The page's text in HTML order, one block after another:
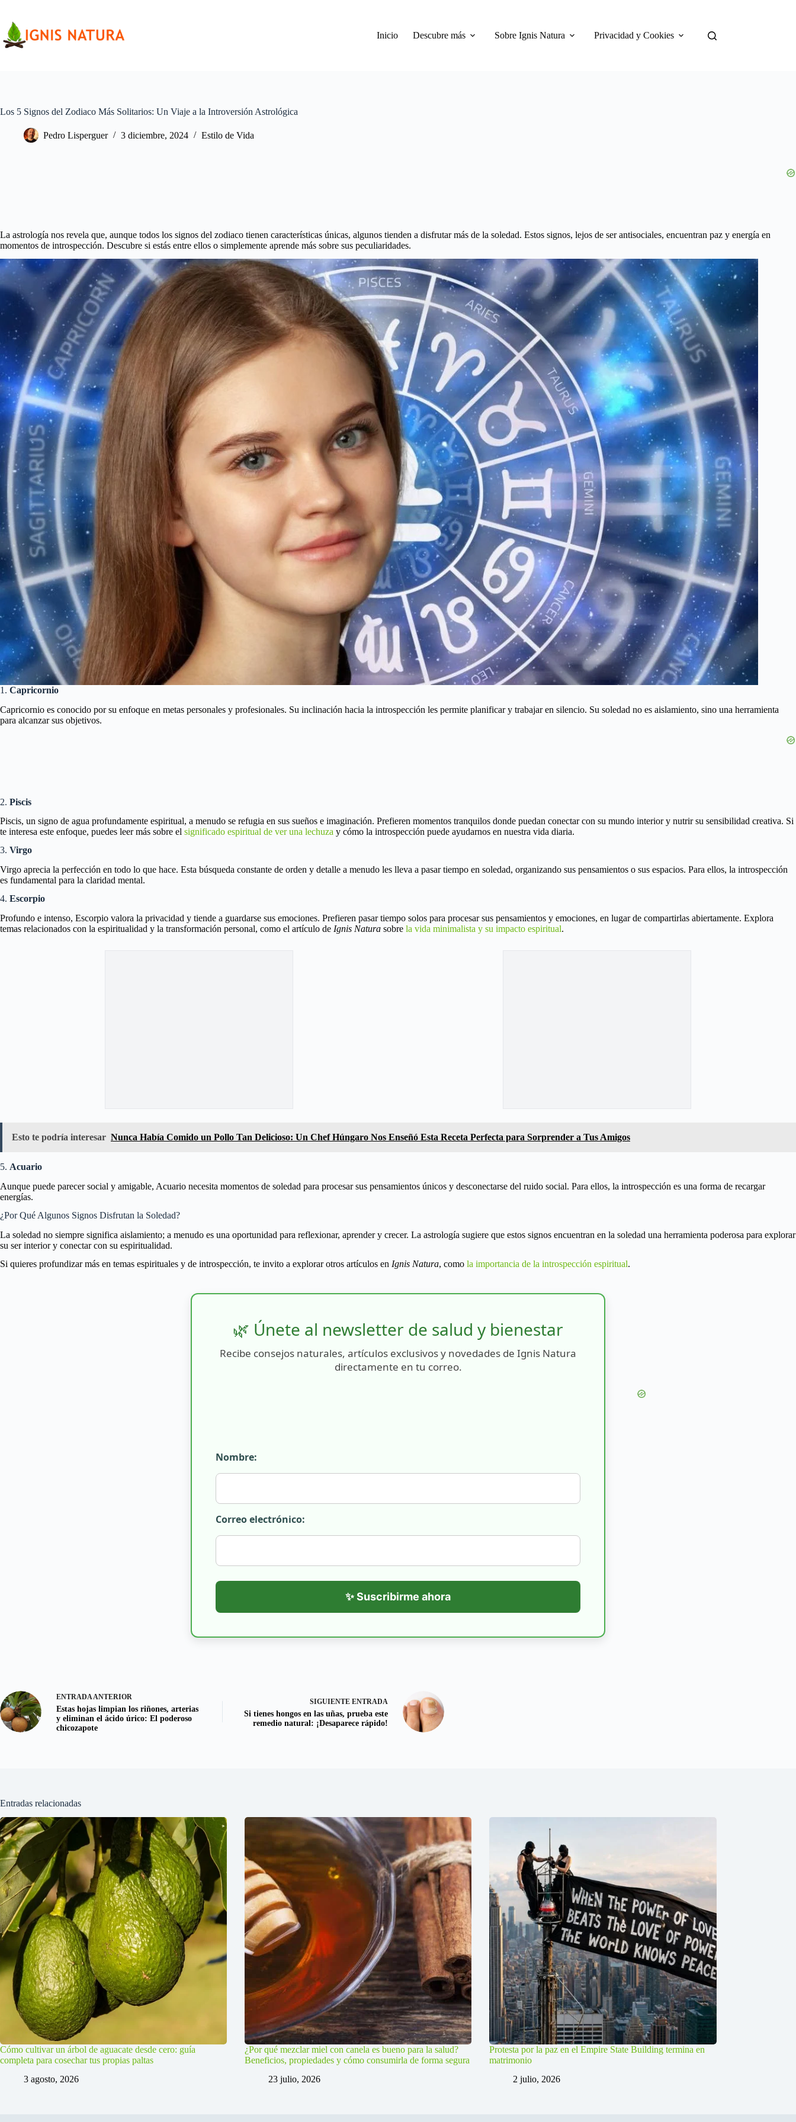
contenido
Inicio
Descubre más Sobre Ignis Natura Privacidad y Cookies
Los 5 Signos del Zodiaco Más Solitarios: Un Viaje a la Introversión Astrológica
Pedro Lisperguer 3 diciembre, 2024 Estilo de Vida
La astrología nos revela que, aunque todos los signos del zodiaco tienen características únicas, algunos tienden a disfrutar más de la soledad. Estos signos, lejos de ser antisociales, encuentran paz y energía en
momentos de introspección. Descubre si estás entre ellos o simplemente aprende más sobre sus peculiaridades.
1. Capricornio
Capricornio es conocido por su enfoque en metas personales y profesionales. Su inclinación hacia la introspección les permite planificar y trabajar en silencio. Su soledad no es aislamiento, sino una herramienta
para alcanzar sus objetivos.
2. Piscis
Piscis, un signo de agua profundamente espiritual, a menudo se refugia en sus sueños e imaginación. Prefieren momentos tranquilos donde puedan conectar con su mundo interior y nutrir su sensibilidad creativa. Si
te interesa este enfoque, puedes leer más sobre el significado espiritual de ver una lechuza y cómo la introspección puede ayudarnos en nuestra vida diaria.
3. Virgo
Virgo aprecia la perfección en todo lo que hace. Esta búsqueda constante de orden y detalle a menudo les lleva a pasar tiempo en soledad, organizando sus pensamientos o sus espacios. Para ellos, la introspección
es fundamental para la claridad mental.
4. Escorpio
Profundo e intenso, Escorpio valora la privacidad y tiende a guardarse sus emociones. Prefieren pasar tiempo solos para procesar sus pensamientos y emociones, en lugar de compartirlas abiertamente. Explora
temas relacionados con la espiritualidad y la transformación personal, como el artículo de Ignis Natura sobre la vida minimalista y su impacto espiritual.
Esto te podría interesar Nunca Había Comido un Pollo Tan Delicioso: Un Chef Húngaro Nos Enseñó Esta Receta Perfecta para Sorprender a Tus Amigos
5. Acuario
Aunque puede parecer social y amigable, Acuario necesita momentos de soledad para procesar sus pensamientos únicos y desconectarse del ruido social. Para ellos, la introspección es una forma de recargar
energías.
¿Por Qué Algunos Signos Disfrutan la Soledad?
La soledad no siempre significa aislamiento; a menudo es una oportunidad para reflexionar, aprender y crecer. La astrología sugiere que estos signos encuentran en la soledad una herramienta poderosa para explorar
su ser interior y conectar con su espiritualidad.
Si quieres profundizar más en temas espirituales y de introspección, te invito a explorar otros artículos en Ignis Natura, como la importancia de la introspección espiritual.
🌿 Únete al newsletter de salud y bienestar
Recibe consejos naturales, artículos exclusivos y novedades de Ignis Natura
directamente en tu correo.
Nombre:
Correo electrónico:
✨ Suscribirme ahora
ENTRADA ANTERIOR
Estas hojas limpian los riñones, arterias
y eliminan el ácido úrico: El poderoso
chicozapote
SIGUIENTE ENTRADA
Si tienes hongos en las uñas, prueba este
remedio natural: ¡Desaparece rápido!
Entradas relacionadas
Cómo cultivar un árbol de aguacate desde cero: guía
completa para cosechar tus propias paltas
3 agosto, 2026
¿Por qué mezclar miel con canela es bueno para la salud?
Beneficios, propiedades y cómo consumirla de forma segura
23 julio, 2026
Protesta por la paz en el Empire State Building termina en
matrimonio
2 julio, 2026